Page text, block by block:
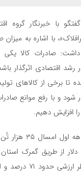
با خبرنگار گروه
با اشاره به میزان
داشت: صادرات کالا یکی
اقتصادی اثرگذار
تا برخی از کالاهای
و با رفع موانع
افزایش دهیم.
وی افزود: در سه
میلیون دلار از طریق گمرک
میزان صادرات از